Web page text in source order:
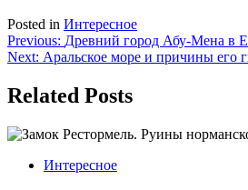
Posted in Интересное
Навигация
по
записям
Previous: Древний город Абу-Мена в
Next: Аральское море и причины его
Related Posts
Интересное